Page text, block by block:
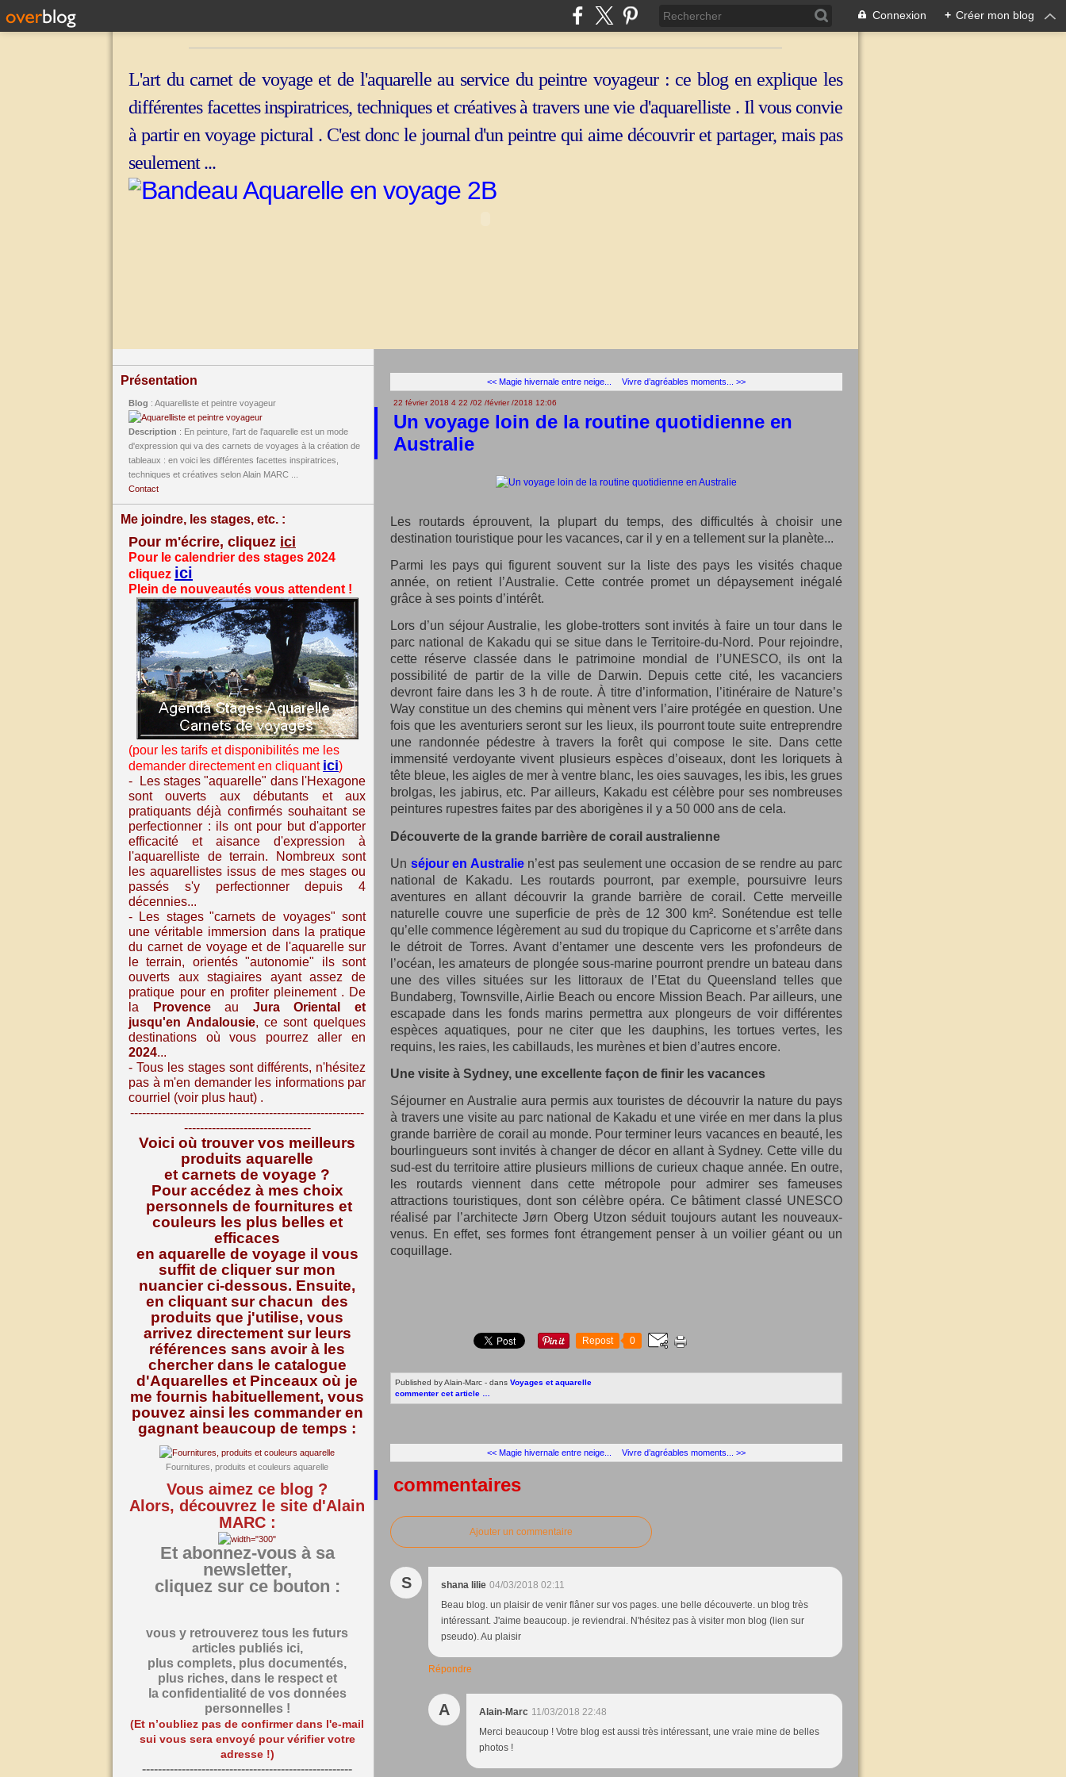
Connexion + Créer mon blog
L'art du carnet de voyage et de l'aquarelle au service du peintre voyageur : ce blog en explique les
différentes facettes inspiratrices, techniques et créatives à travers une vie d'aquarelliste . Il vous convie
à partir en voyage pictural . C'est donc le journal d'un peintre qui aime découvrir et partager, mais pas
seulement ...
Présentation
Blog : Aquarelliste et peintre voyageur
Description : En peinture, l'art de l'aquarelle est un mode
d'expression qui va des carnets de voyages à la création de
tableaux : en voici les différentes facettes inspiratrices,
techniques et créatives selon Alain MARC ...
Contact
Me joindre, les stages, etc. :
Pour m'écrire, cliquez ici
Pour le calendrier des stages 2024
cliquez ici
Plein de nouveautés vous attendent !
(pour les tarifs et disponibilités me les
demander directement en cliquant ici)
- Les stages "aquarelle" dans l'Hexagone
sont ouverts aux débutants et aux
pratiquants déjà confirmés souhaitant se
perfectionner : ils ont pour but d'apporter
efficacité et aisance d'expression à
l'aquarelliste de terrain. Nombreux sont
les aquarellistes issus de mes stages ou
passés s'y perfectionner depuis 4
décennies...
- Les stages "carnets de voyages" sont
une véritable immersion dans la pratique
du carnet de voyage et de l'aquarelle sur
le terrain, orientés "autonomie" ils sont
ouverts aux stagiaires ayant assez de
pratique pour en profiter pleinement . De
la
Provenceau Jura Oriental
et
jusqu'en Andalousie, ce sont quelques
destinations où vous pourrez aller en
2024...
- Tous les stages sont différents, n'hésitez
pas à m'en demander les informations par
courriel (voir plus haut) .
-----------------------------------------------------------
--------------------------------
Voici où trouver vos meilleurs
produits aquarelle
et carnets de voyage ?
Pour accédez à mes choix
personnels de fournitures et
couleurs les plus belles et
efficaces
en aquarelle de voyage il vous
suffit de cliquer sur mon
nuancier ci-dessous. Ensuite,
en cliquant sur chacun des
produits que j'utilise, vous
arrivez directement sur leurs
références sans avoir à les
chercher dans le catalogue
d'Aquarelles et Pinceaux où je
me fournis habituellement, vous
pouvez ainsi les commander en
gagnant beaucoup de temps :
Fournitures, produits et couleurs aquarelle
Vous aimez ce blog ?
Alors, découvrez le site d'Alain
MARC :
Et abonnez-vous à sa
newsletter,
cliquez sur ce bouton :
vous y retrouverez tous les futurs
articles publiés ici,
plus complets, plus documentés,
plus riches, dans le respect et
la confidentialité de vos données
personnelles !
(Et n’oubliez pas de confirmer dans l'e-mail
sui vous sera envoyé pour vérifier votre
adresse !)
-----------------------------------------------------
<< Magie hivernale entre neige... Vivre d’agréables moments... >>
22 février 2018 4 22 /02 /février /2018 12:06
Un voyage loin de la routine quotidienne en
Australie
Les routards éprouvent, la plupart du temps, des difficultés à choisir une
destination touristique pour les vacances, car il y en a tellement sur la planète...
Parmi les pays qui figurent souvent sur la liste des pays les visités chaque
année, on retient l’Australie. Cette contrée promet un dépaysement inégalé
grâce à ses points d’intérêt.
Lors d’un séjour Australie, les globe-trotters sont invités à faire un tour dans le
parc national de Kakadu qui se situe dans le Territoire-du-Nord. Pour rejoindre,
cette réserve classée dans le patrimoine mondial de l’UNESCO, ils ont la
possibilité de partir de la ville de Darwin. Depuis cette cité, les vacanciers
devront faire dans les 3 h de route. À titre d’information, l’itinéraire de Nature’s
Way constitue un des chemins qui mènent vers l’aire protégée en question. Une
fois que les aventuriers seront sur les lieux, ils pourront toute suite entreprendre
une randonnée pédestre à travers la forêt qui compose le site. Dans cette
immensité verdoyante vivent plusieurs espèces d’oiseaux, dont les loriquets à
tête bleue, les aigles de mer à ventre blanc, les oies sauvages, les ibis, les grues
brolgas, les jabirus, etc. Par ailleurs, Kakadu est célèbre pour ses nombreuses
peintures rupestres faites par des aborigènes il y a 50 000 ans de cela.
Découverte de la grande barrière de corail australienne
Un séjour en Australien’est pas seulement une occasion de se rendre au parc
national de Kakadu. Les routards pourront, par exemple, poursuivre leurs
aventures en allant découvrir la grande barrière de corail. Cette merveille
naturelle couvre une superficie de près de 12 300 km². Sonétendue est telle
qu’elle commence légèrement au sud du tropique du Capricorne et s’arrête dans
le détroit de Torres. Avant d’entamer une descente vers les profondeurs de
l’océan, les amateurs de plongée sous-marine pourront prendre un bateau dans
une des villes situées sur les littoraux de l’Etat du Queensland telles que
Bundaberg, Townsville, Airlie Beach ou encore Mission Beach. Par ailleurs, une
escapade dans les fonds marins permettra aux plongeurs de voir différentes
espèces aquatiques, pour ne citer que les dauphins, les tortues vertes, les
requins, les raies, les cabillauds, les murènes et bien d’autres encore.
Une visite à Sydney, une excellente façon de finir les vacances
Séjourner en Australie aura permis aux touristes de découvrir la nature du pays
à travers une visite au parc national de Kakadu et une virée en mer dans la plus
grande barrière de corail au monde. Pour terminer leurs vacances en beauté, les
bourlingueurs sont invités à changer de décor en allant à Sydney. Cette ville du
sud-est du territoire attire plusieurs millions de curieux chaque année. En outre,
les routards viennent dans cette métropole pour admirer ses fameuses
attractions touristiques, dont son célèbre opéra. Ce bâtiment classé UNESCO
réalisé par l’architecte Jørn Oberg Utzon séduit toujours autant les nouveaux-
venus. En effet, ses formes font étrangement penser à un voilier géant ou un
coquillage.
Repost 0
Published by Alain-Marc - dans Voyages et aquarelle
commenter cet article
<< Magie hivernale entre neige... Vivre d’agréables moments... >>
commentaires
Ajouter un commentaire
S shana lilie 04/03/2018 02:11
Beau blog. un plaisir de venir flâner sur vos pages. une belle découverte. un blog très
intéressant. J'aime beaucoup. je reviendrai. N'hésitez pas à visiter mon blog (lien sur
pseudo). Au plaisir
Répondre
A Alain-Marc 11/03/2018 22:48
Merci beaucoup ! Votre blog est aussi très intéressant, une vraie mine de belles
photos !